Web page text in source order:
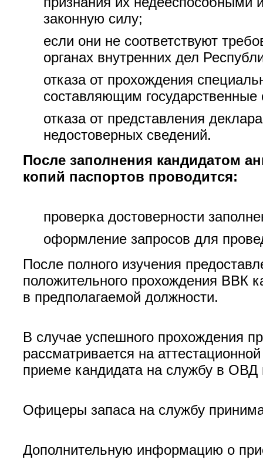
законную силу;
если они не соответствуют
органах внутренних дел
отказа от прохождения
составляющим государственные
отказа от представления
недостоверных сведений.
После заполнения кандидатом
копий паспортов проводится:
проверка достоверности
оформление запросов для
После полного изучения
положительного прохождения ВВК
в предполагаемой должности.
В случае успешного прохождения
рассматривается на
приеме кандидата на службу в ОВД
Офицеры запаса на службу
Дополнительную информацию о